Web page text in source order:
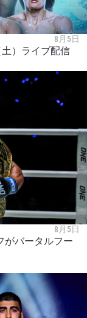
8月5日
土）ライブ配信
8月5日
がバータルフー